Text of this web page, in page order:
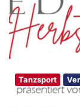
Tanzsport